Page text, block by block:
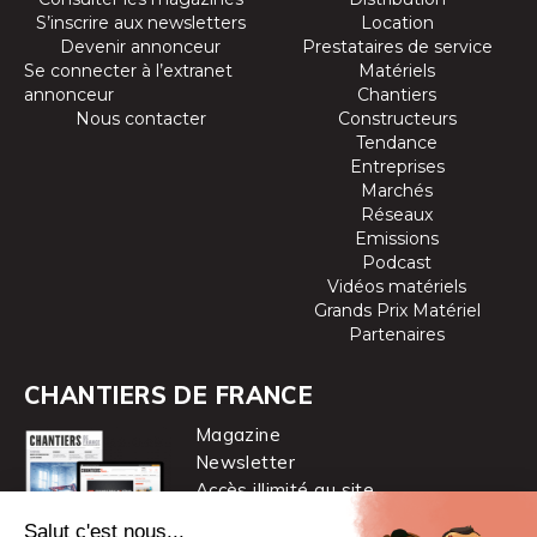
S’inscrire aux newsletters
Devenir annonceur
Se connecter à l’extranet
annonceur
Nous contacter
Location
Prestataires de service
Matériels
Chantiers
Constructeurs
Tendance
Entreprises
Marchés
Réseaux
Emissions
Podcast
Vidéos matériels
Grands Prix Matériel
Partenaires
CHANTIERS DE FRANCE
Magazine
Newsletter
Accès illimité au site